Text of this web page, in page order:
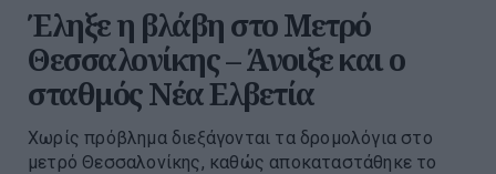
Έληξε η βλάβη στο Μετρό
Θεσσαλονίκης – Άνοιξε και ο
σταθμός Νέα Ελβετία
Χωρίς πρόβλημα διεξάγονται τα δρομολόγια στο
μετρό Θεσσαλονίκης, καθώς αποκαταστάθηκε το